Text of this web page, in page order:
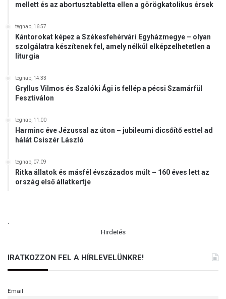
mellett és az abortusztabletta ellen a görögkatolikus érsek
tegnap, 16:57
Kántorokat képez a Székesfehérvári Egyházmegye – olyan
szolgálatra készítenek fel, amely nélkül elképzelhetetlen a
liturgia
tegnap, 14:33
Gryllus Vilmos és Szalóki Ági is fellép a pécsi Szamárfül
Fesztiválon
tegnap, 11:00
Harminc éve Jézussal az úton – jubileumi dicsőítő esttel ad
hálát Csiszér László
tegnap, 07:09
Ritka állatok és másfél évszázados múlt – 160 éves lett az
ország első állatkertje
.
Hirdetés
IRATKOZZON FEL A HÍRLEVELÜNKRE!
Email